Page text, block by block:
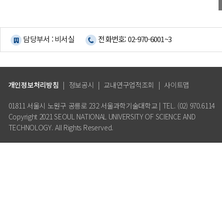
담당부서 : 비서실 전화번호: 02-970-6001~3
개인정보처리방침 | 정보공시 | 교내연구업적조회 | 사이트맵
01811 서울시 노원구 공릉로 232 서울과학기술대학교 | TEL. (02) 970.6114
Copyright 2021 SEOUL NATIONAL UNIVERSITY OF SCIENCE AND
TECHNOLOGY. All Rights Reserved.